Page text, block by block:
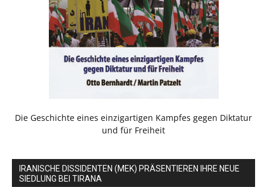
Die Geschichte eines einzigartigen Kampfes gegen Diktatur
und für Freiheit
IRANISCHE DISSIDENTEN (MEK) PRÄSENTIEREN IHRE NEUE
SIEDLUNG BEI TIRANA